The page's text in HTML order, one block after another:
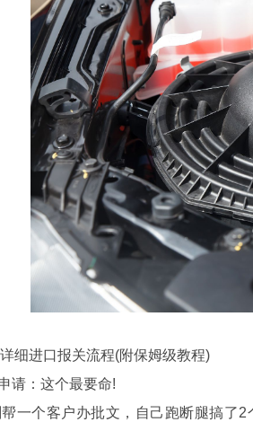
进口报关流程(附保姆级教程)
：这个最要命!
个客户办批文，自己跑断腿搞了2